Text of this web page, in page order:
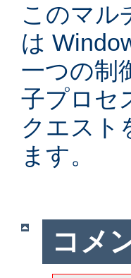
このマル
は
一つの制
子プロセ
クエスト
ます。
コメ